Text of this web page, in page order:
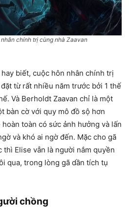
chính trị cùng nhà Zaavan
biết, cuộc hôn nhân chính trị
từ rất nhiều năm trước bởi 1 thế
Và Berholdt Zaavan chỉ là một
bàn cờ với quy mô đồ sộ hơn
toàn có sức ảnh hưởng và lấn
và khó ai ngờ đến. Mặc cho gã
thì Elise vẫn là người nắm quyền
qua, trong lòng gã dần tích tụ
chồng